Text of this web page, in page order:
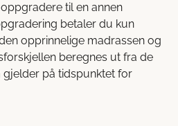
til en annen
betaler du kun
opprinnelige madrassen og
beregnes ut fra de
på tidspunktet for